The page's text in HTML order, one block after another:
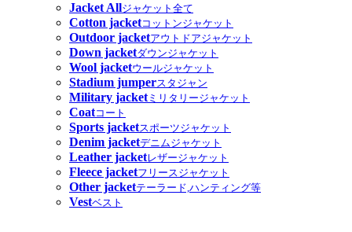
Jacket Allジャケット全て
Cotton jacketコットンジャケット
Outdoor jacketアウトドアジャケット
Down jacketダウンジャケット
Wool jacketウールジャケット
Stadium jumperスタジャン
Military jacketミリタリージャケット
Coatコート
Sports jacketスポーツジャケット
Denim jacketデニムジャケット
Leather jacketレザージャケット
Fleece jacketフリースジャケット
Other jacketテーラード,ハンティング等
Vestベスト